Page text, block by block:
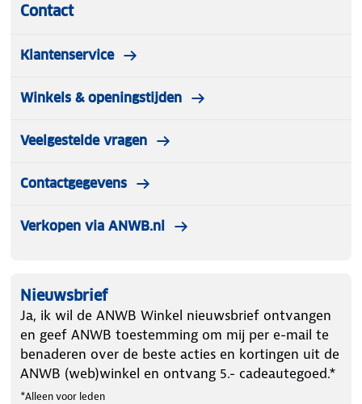
Contact
Klantenservice
Winkels & openingstijden
Veelgestelde vragen
Contactgegevens
Verkopen via ANWB.nl
Nieuwsbrief
Ja, ik wil de ANWB Winkel nieuwsbrief ontvangen
en geef ANWB toestemming om mij per e-mail te
benaderen over de beste acties en kortingen uit de
ANWB (web)winkel en ontvang 5.- cadeautegoed.*
*Alleen voor leden